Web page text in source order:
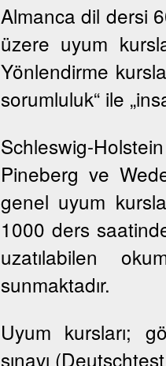
Almanca dil dersi
üzere uyum
Yönlendirme
sorumluluk“ ile
Schleswig-
Pineberg ve
genel uyum
1000 ders
uzatılabilen
sunmaktadır.
Uyum kursları;
sınavı